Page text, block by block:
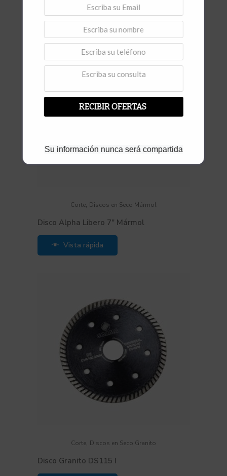
Vista rápida
Corte, Discos en Seco Mármol
Disco Alpha Libero 7″ Mármol
Vista rápida
Corte, Discos en Seco Granito
Disco Granito DS115 I
RECIBIR OFERTAS
Su información nunca será compartida